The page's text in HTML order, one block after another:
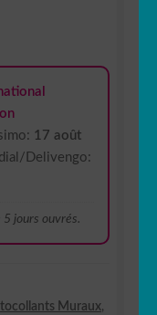
17 août
Delivengo:
5 jours ouvrés.
Muraux,